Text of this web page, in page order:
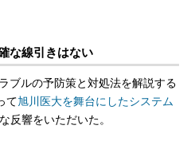
な線引きはない
ブルの予防策と対処法を解説する
て旭川医大を舞台にしたシステム
反響をいただいた。